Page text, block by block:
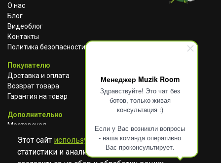
Менеджер Muzik Room
Здравствуйте! Это чат без
ботов, только живая
консультация :)
Если у Вас возникли вопросы
- наша команда оперативно
Вас проконсультирует.
О нас
Блог
Видеоблог
Контакты
Политика безопасности
Покупателю
Доставка и оплата
Возврат товара
Гарантия на товар
Дополнительно
Мастерская
Сотрудничество
АВИТО TELEGRAM
Этот сайт использует cookies для сбора
статистики и анализа работы сайта. Просим